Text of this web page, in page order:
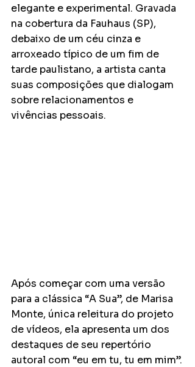
elegante e experimental. Gravada
na cobertura da Fauhaus (SP),
debaixo de um céu cinza e
arroxeado típico de um fim de
tarde paulistano, a artista canta
suas composições que dialogam
sobre relacionamentos e
vivências pessoais.
Após começar com uma versão
para a clássica “A Sua”, de Marisa
Monte, única releitura do projeto
de vídeos, ela apresenta um dos
destaques de seu repertório
autoral com “eu em tu, tu em mim”.